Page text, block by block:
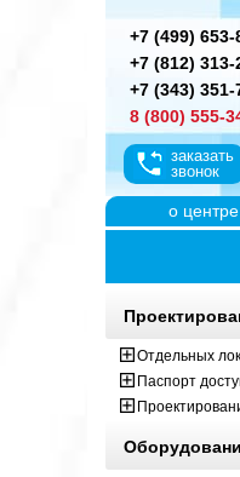
+7 (499) 653-
+7 (812) 313-
+7 (343) 351-
8 (800) 555-
заказать
звонок
о центре
Отдельных
Паспорт